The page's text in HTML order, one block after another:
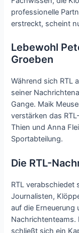
professionelle
erstreckt, scheint
Lebewohl
Groeben
Während sich RTL
seiner
Gange. Maik
verstärken das
Thien und Anna
Sportabteilung.
Die RTL-
RTL verabschiedet
Journalisten,
auf die Erneuerung
Nachrichtenteams.
schließt sich ein